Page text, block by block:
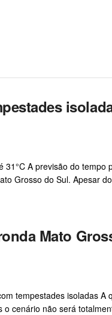
A previsão do tempo
Grosso do Sul. Apesar
Mato
tempestades isoladas A
cenário não será